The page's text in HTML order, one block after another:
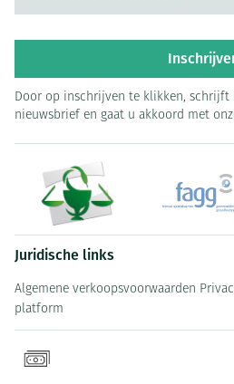
Door op inschrijven te klikken, schrijft
nieuwsbrief en gaat u akkoord met
Juridische links
Algemene verkoopsvoorwaarden
platform